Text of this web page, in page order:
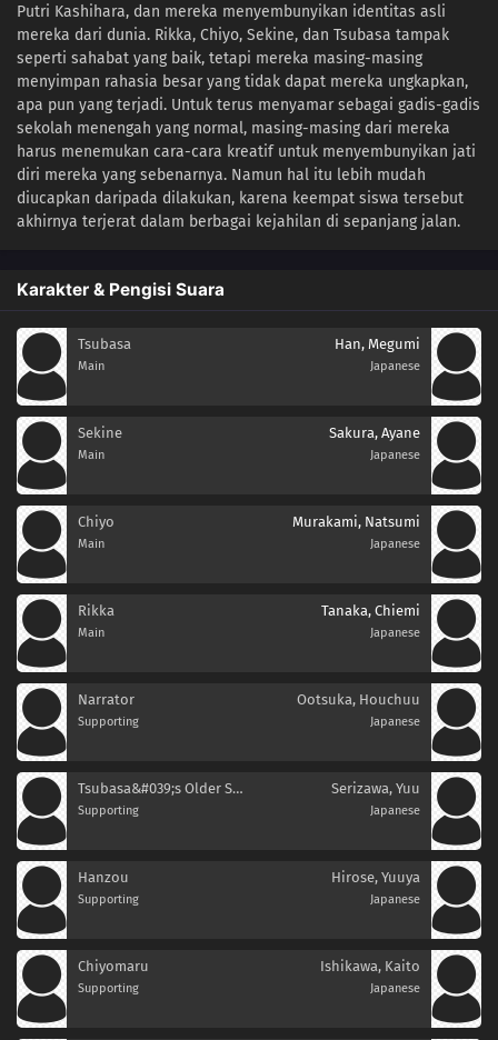
Putri Kashihara, dan mereka menyembunyikan identitas asli
mereka dari dunia. Rikka, Chiyo, Sekine, dan Tsubasa tampak
seperti sahabat yang baik, tetapi mereka masing-masing
menyimpan rahasia besar yang tidak dapat mereka ungkapkan,
apa pun yang terjadi. Untuk terus menyamar sebagai gadis-gadis
sekolah menengah yang normal, masing-masing dari mereka
harus menemukan cara-cara kreatif untuk menyembunyikan jati
diri mereka yang sebenarnya. Namun hal itu lebih mudah
diucapkan daripada dilakukan, karena keempat siswa tersebut
akhirnya terjerat dalam berbagai kejahilan di sepanjang jalan.
Karakter & Pengisi Suara
Tsubasa
Main
Han, Megumi
Japanese
Sekine
Main
Sakura, Ayane
Japanese
Chiyo
Main
Murakami, Natsumi
Japanese
Rikka
Main
Tanaka, Chiemi
Japanese
Narrator
Supporting
Ootsuka, Houchuu
Japanese
Tsubasa&#039;s Older Sister
Supporting
Serizawa, Yuu
Japanese
Hanzou
Supporting
Hirose, Yuuya
Japanese
Chiyomaru
Supporting
Ishikawa, Kaito
Japanese